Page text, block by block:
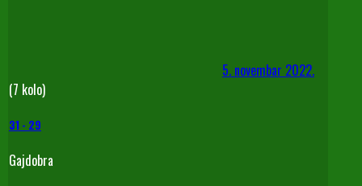
5. novembar 2022.
(7 kolo)
31 - 29
Gajdobra